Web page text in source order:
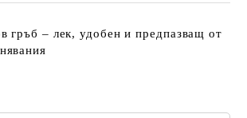
гръб – лек, удобен и предпазващ от